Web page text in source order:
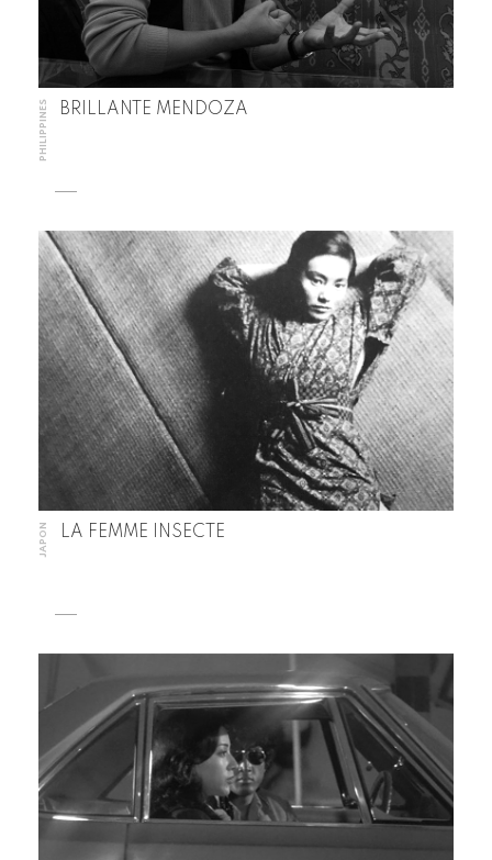
PHILIPPINES BRILLANTE MENDOZA
JAPON LA FEMME INSECTE